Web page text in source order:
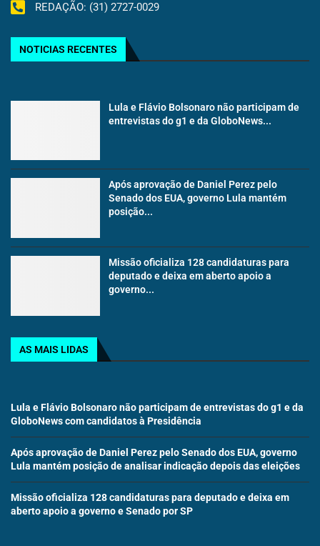
REDAÇÃO: (31) 2727-0029
NOTICIAS RECENTES
Lula e Flávio Bolsonaro não participam de
entrevistas do g1 e da GloboNews...
Após aprovação de Daniel Perez pelo
Senado dos EUA, governo Lula mantém
posição...
Missão oficializa 128 candidaturas para
deputado e deixa em aberto apoio a
governo...
AS MAIS LIDAS
Lula e Flávio Bolsonaro não participam de entrevistas do g1 e da
GloboNews com candidatos à Presidência
Após aprovação de Daniel Perez pelo Senado dos EUA, governo
Lula mantém posição de analisar indicação depois das eleições
Missão oficializa 128 candidaturas para deputado e deixa em
aberto apoio a governo e Senado por SP